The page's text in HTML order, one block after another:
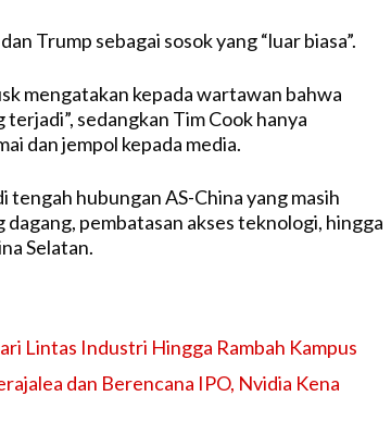
Trump sebagai sosok yang “luar biasa”.
mengatakan kepada wartawan bahwa
terjadi”, sedangkan Tim Cook hanya
dan jempol kepada media.
tengah hubungan AS-China yang masih
dagang, pembatasan akses teknologi, hingga
Selatan.
Lintas Industri Hingga Rambah Kampus
dan Berencana IPO, Nvidia Kena